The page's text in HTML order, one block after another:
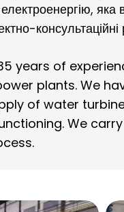
консультаційні
years of
plants. We
of water
We